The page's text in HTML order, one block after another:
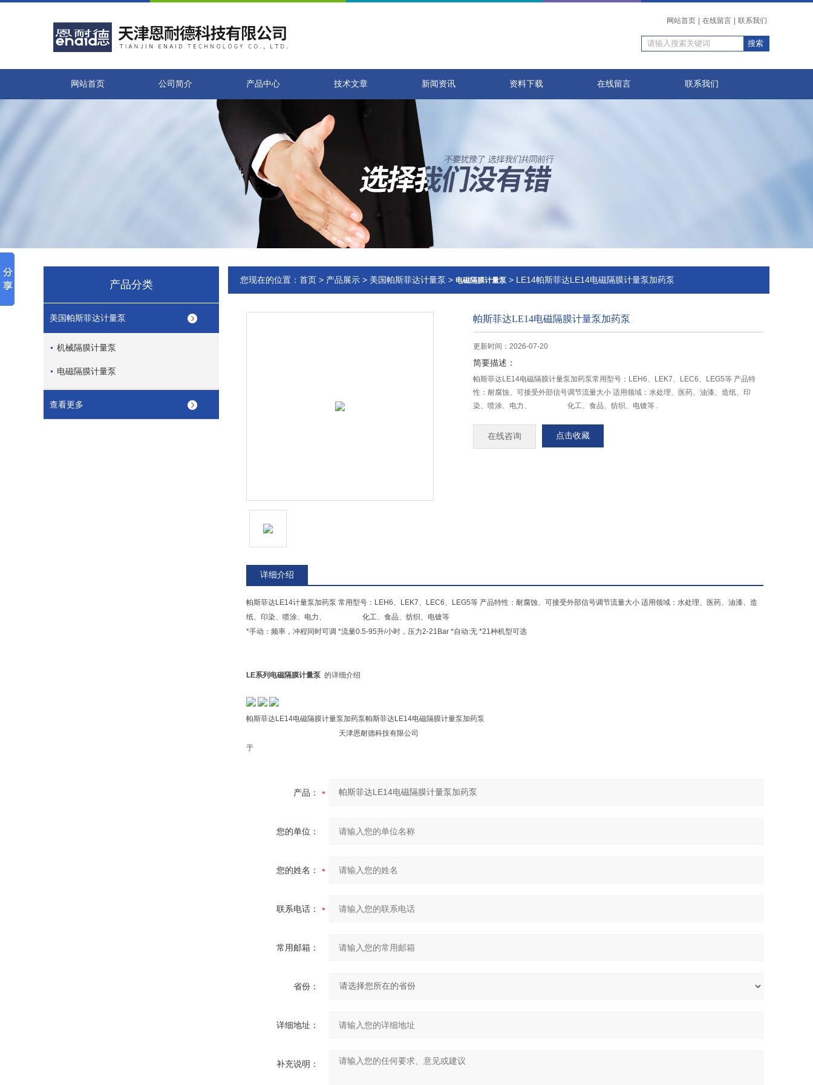
网站首页 在线留言 联系我们
网站首页 公司简介 产品中心 技术文章 新闻资讯 资料下载 在线留言 联系我们
产品分类
美国帕斯菲达计量泵
机械隔膜计量泵
电磁隔膜计量泵
查看更多
您现在的位置： 首页 > 产品展示 > 美国帕斯菲达计量泵 > 电磁隔膜计量泵 > LE14帕斯菲达LE14电磁隔膜计量泵加药泵
帕斯菲达LE14电磁隔膜计量泵加药泵
更新时间：2026-07-20
简要描述：
帕斯菲达LE14电磁隔膜计量泵加药泵常用型号：LEH6、LEK7、LEC6、LEG5等 产品特
性：耐腐蚀、可接受外部信号调节流量大小 适用领域：水处理、医药、油漆、造纸、印
染、喷涂、电力、 化工、食品、纺织、电镀等 .
在线咨询 点击收藏
详细介绍
帕斯菲达LE14计量泵加药泵 常用型号：LEH6、LEK7、LEC6、LEG5等 产品特性：耐腐蚀、可接受外部信号调节流量大小 适用领域：水处理、医药、油漆、造
纸、印染、喷涂、电力、 化工、食品、纺织、电镀等
*手动：频率，冲程同时可调 *流量0.5-95升/小时，压力2-21Bar *自动:无 *21种机型可选
LE系列电磁隔膜计量泵 的详细介绍
帕斯菲达LE14电磁隔膜计量泵加药泵帕斯菲达LE14电磁隔膜计量泵加药泵
天津恩耐德科技有限公司
于
产品：
您的单位：
您的姓名：
联系电话：
常用邮箱：
省份：
详细地址：
补充说明：